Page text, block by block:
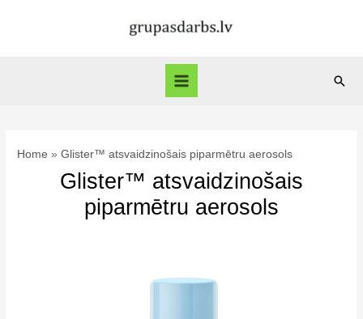
Main
Home Glister™ atsvaidzinošais piparmētru aerosols
Glister™ atsvaidzinošais
piparmētru aerosols